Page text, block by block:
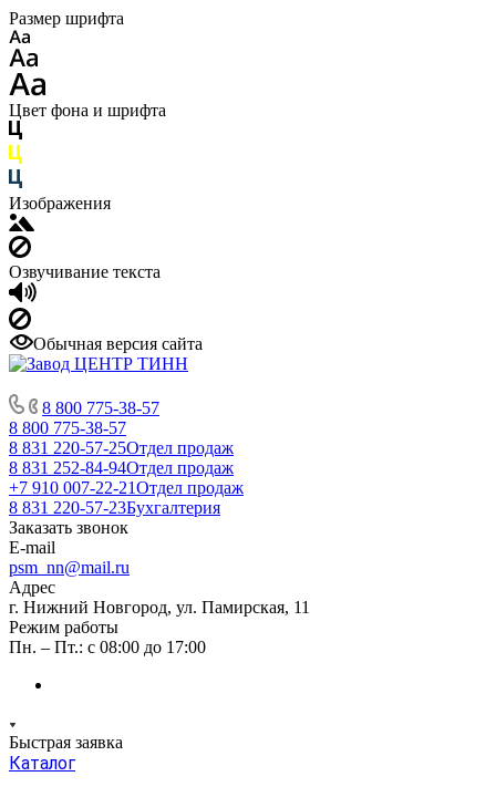
Размер шрифта
Цвет фона и шрифта
Изображения
Озвучивание текста
Обычная версия сайта
8 800 775-38-57
8 800 775-38-57
8 831 220-57-25Отдел продаж
8 831 252-84-94Отдел продаж
+7 910 007-22-21Отдел продаж
8 831 220-57-23Бухгалтерия
Заказать звонок
E-mail
psm_nn@mail.ru
Адрес
г. Нижний Новгород, ул. Памирская, 11
Режим работы
Пн. – Пт.: с 08:00 до 17:00
Быстрая заявка
Каталог